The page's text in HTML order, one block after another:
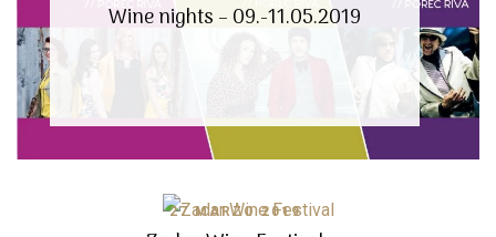
Wine nights – 09.-11.05.2019
27 MARZO 2019